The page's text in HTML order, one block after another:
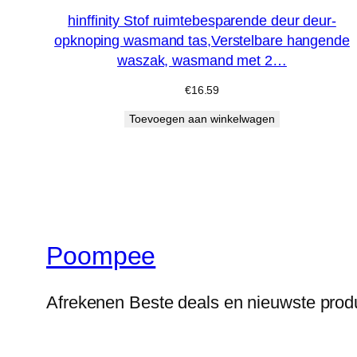
hinffinity Stof ruimtebesparende deur deur-
opknoping wasmand tas,Verstelbare hangende
waszak, wasmand met 2…
€16.59
Toevoegen aan winkelwagen
Poompee
Afrekenen Beste deals en nieuwste